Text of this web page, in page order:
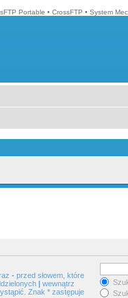
Portable • CrossFTP • System
- przed słowem, które
| wewnątrz
Znak * zastępuje